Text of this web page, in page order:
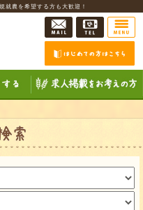
就農を希望する方も大歓迎！